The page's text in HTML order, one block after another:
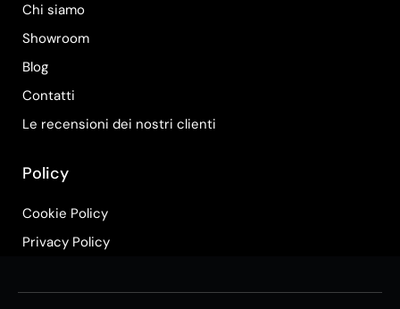
Chi siamo
Showroom
Blog
Contatti
Le recensioni dei nostri clienti
Policy
Cookie Policy
Privacy Policy